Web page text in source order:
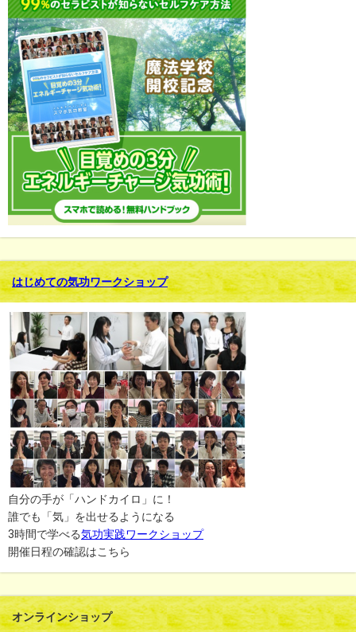
はじめての気功ワークショップ
自分の手が「ハンドカイロ」に！
誰でも「気」を出せるようになる
3時間で学べる気功実践ワークショップ
開催日程の確認はこちら
オンラインショップ